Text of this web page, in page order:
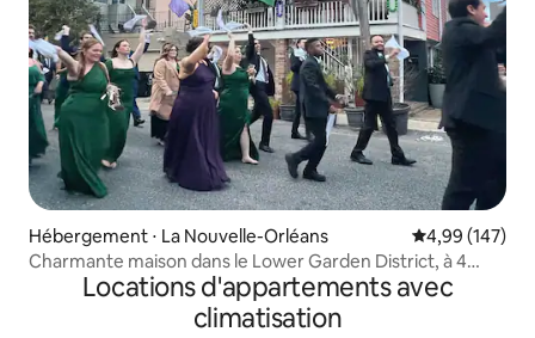
Hébergement ⋅ La Nouvelle-Orléans Évaluation
4,99 (147)
Charmante maison dans le Lower Garden District, à 4
pâtés de maisons des défilés
Locations d'appartements avec
climatisation